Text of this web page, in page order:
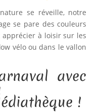
se réveille, notre
se pare des couleurs
à loisir sur les
vélo ou dans le vallon
avec
!